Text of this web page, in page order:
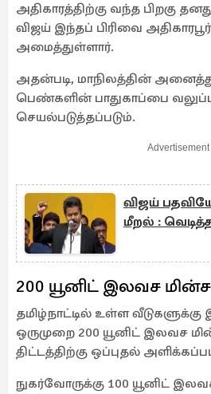
அதிகாரத்திற்கு வந்த பிறகு
விஜய் இந்தப் பிரிவை
அமைத்துள்ளார்.
அதன்படி, மாநிலத்தின்
பெண்களின் பாதுகாப்பை
செயல்படுத்தப்படும்.
Advertisement
விஜய்
மீறல் :
200 யூனிட் இலவச
தமிழ்நாட்டில் உள்ள
ஒருமுறை 200 யூனிட் இலவச
திட்டத்திற்கு ஒப்புதல்
நுகர்வோருக்கு 100 யூனிட்